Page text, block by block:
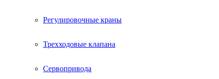
Регулировочные краны
Трехходовые клапана
Сервопривода